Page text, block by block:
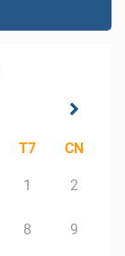
T7 CN
1 2
8 9